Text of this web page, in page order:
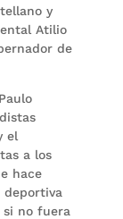
y
Atilio
de
el
a los
hace
deportiva
no fuera